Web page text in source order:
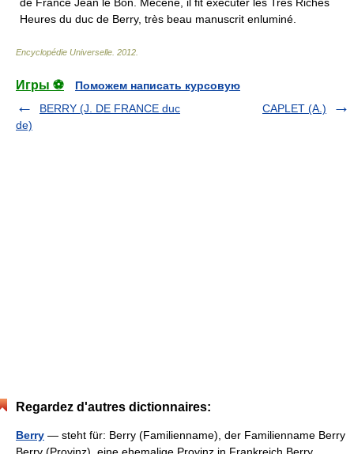
de France Jean le Bon. Mécène, il fit exécuter les Très Riches
Heures du duc de Berry, très beau manuscrit enluminé.
Encyclopédie Universelle 2012
Игры ⚽
Поможем написать курсовую
BERRY (J. DE FRANCE duc
de)
CAPLET (A.)
Regardez d'autres dictionnaires:
Berry — steht für: Berry (Familienname), der Familienname Berry